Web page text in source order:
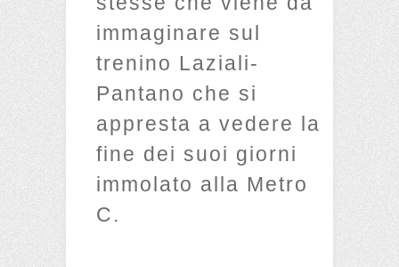
immaginare sul
trenino Laziali-
Pantano che si
appresta a vedere la
fine dei suoi giorni
immolato alla Metro
C.